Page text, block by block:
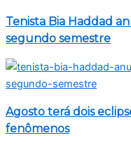
Tenista Bia Haddad
segundo semestre
Agosto terá dois
fenômenos